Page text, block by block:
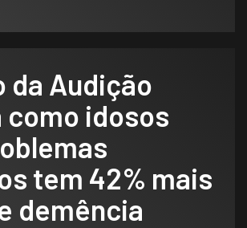
da Audição
idosos
tem 42% mais
demência